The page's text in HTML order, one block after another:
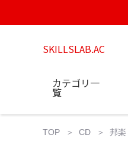
SKILLSLAB.AC
カテゴリ一
覧
TOP CD 邦楽